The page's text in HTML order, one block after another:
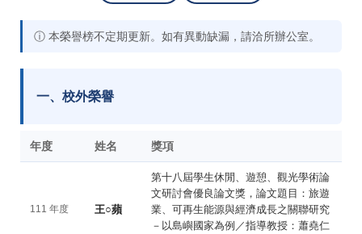
ⓘ 本榮譽榜不定期更新。如有異動缺漏，請洽所辦公室。
一、校外榮譽
年度 姓名 獎項
111 年度 王○蘋
第十八屆學生休閒、遊憩、觀光學術論
文研討會優良論文獎，論文題目：旅遊
業、可再生能源與經濟成長之關聯研究
－以島嶼國家為例／指導教授：蕭堯仁